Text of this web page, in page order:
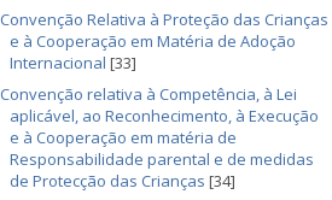
Convenção Relativa à Proteção das Crianças
e à Cooperação em Matéria de Adoção
Internacional [33]
Convenção relativa à Competência, à Lei
aplicável, ao Reconhecimento, à Execução
e à Cooperação em matéria de
Responsabilidade parental e de medidas
de Protecção das Crianças [34]